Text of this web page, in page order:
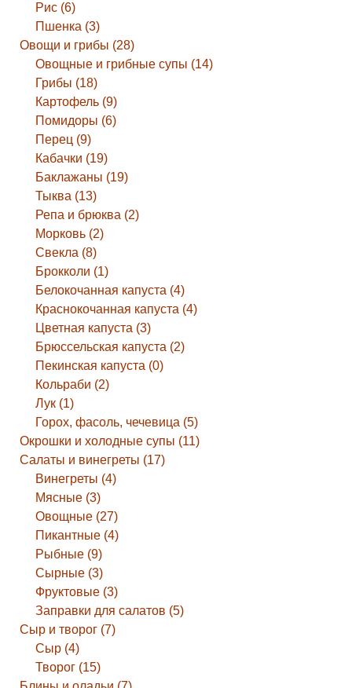
Рис (6)
Пшенка (3)
Овощи и грибы (28)
Овощные и грибные супы (14)
Грибы (18)
Картофель (9)
Помидоры (6)
Перец (9)
Кабачки (19)
Баклажаны (19)
Тыква (13)
Репа и брюква (2)
Морковь (2)
Свекла (8)
Брокколи (1)
Белокочанная капуста (4)
Краснокочанная капуста (4)
Цветная капуста (3)
Брюссельская капуста (2)
Пекинская капуста (0)
Кольраби (2)
Лук (1)
Горох, фасоль, чечевица (5)
Окрошки и холодные супы (11)
Салаты и винегреты (17)
Винегреты (4)
Мясные (3)
Овощные (27)
Пикантные (4)
Рыбные (9)
Сырные (3)
Фруктовые (3)
Заправки для салатов (5)
Сыр и творог (7)
Сыр (4)
Творог (15)